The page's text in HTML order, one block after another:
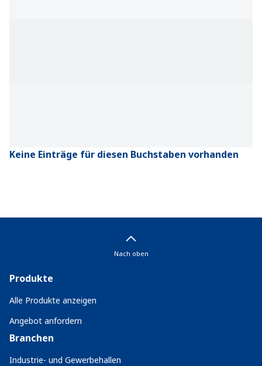
Keine Einträge für diesen Buchstaben vorhanden
Nach oben
Produkte
Alle Produkte anzeigen
Angebot anfordern
Branchen
Industrie- und Gewerbehallen